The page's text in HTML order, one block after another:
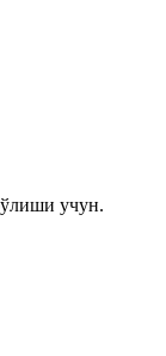
учун.